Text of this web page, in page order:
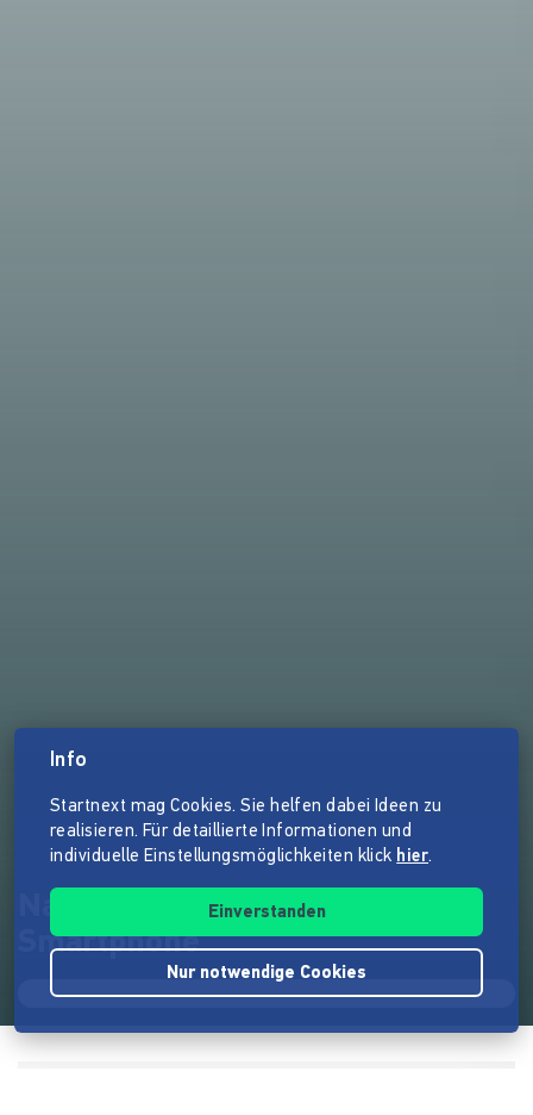
Naturfotografie mit dem
Smartphone
Info
Startnext mag Cookies. Sie helfen dabei Ideen zu
realisieren. Für detaillierte Informationen und
individuelle Einstellungsmöglichkeiten klick hier.
Einverstanden
Nur notwendige Cookies